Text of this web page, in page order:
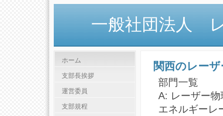
一般社団法人
関西のレー
部門一覧
A: レーザー
エネルギーレ
ホーム
支部長挨拶
運営委員
支部規程